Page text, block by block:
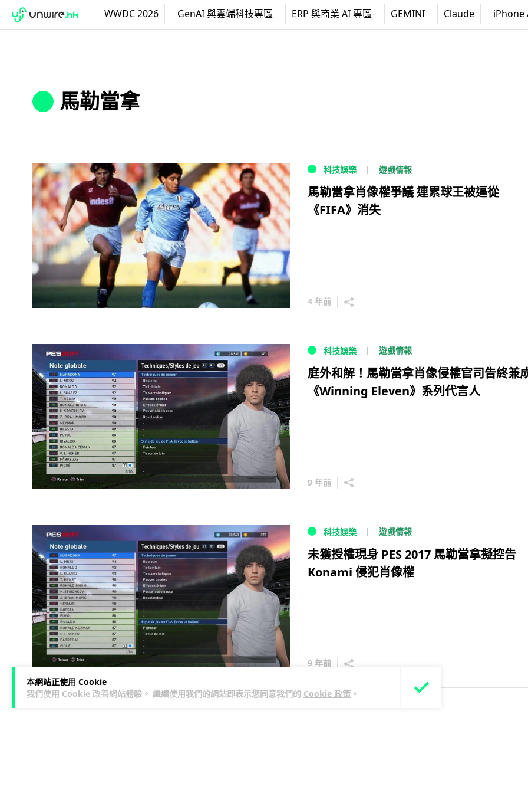
WWDC 2026 GenAI 與雲端科技專區 ERP 與商業 AI 專區 GEMINI Claude iPhone
本網站正使用 Cookie
我們使用 Cookie 改善網站體驗。 繼續使用我們的網站即表示您同意我們的 Cookie 政策 。
馬勒當拿
科技娛樂 遊戲情報
馬勒當拿肖像權爭議 連累球王被逼從
《FIFA》消失
4 年前
科技娛樂 遊戲情報
庭外和解！馬勒當拿肖像侵權官司告終兼
《Winning Eleven》系列代言人
9 年前
科技娛樂 遊戲情報
未獲授權現身 PES 2017 馬勒當拿擬控告
Konami 侵犯肖像權
9 年前